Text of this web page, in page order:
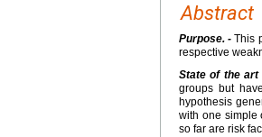
Abstract
Purpose. - This
respective
State of the art
groups but
hypothesis
with one simple
so far are risk